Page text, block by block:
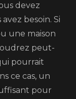
devez
besoin. Si
une maison
peut-
pourrait
ce cas, un
pour